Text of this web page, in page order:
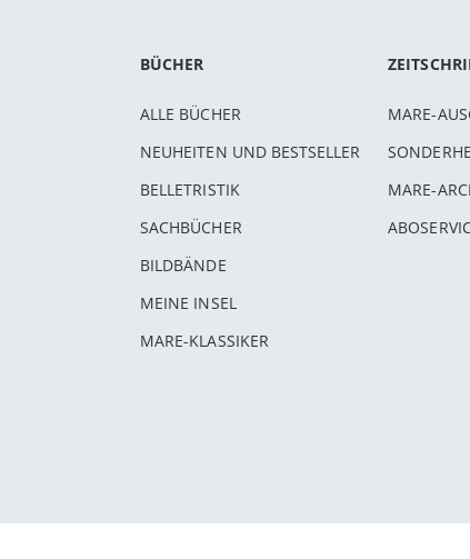
BÜCHER
ALLE BÜCHER
NEUHEITEN UND BESTSELLER
BELLETRISTIK
SACHBÜCHER
BILDBÄNDE
MEINE INSEL
MARE-KLASSIKER
MARE-
MARE-